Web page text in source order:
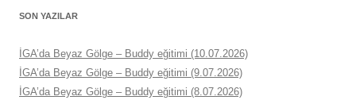
SON YAZILAR
İGA’da Beyaz Gölge – Buddy eğitimi (10.07.2026)
İGA’da Beyaz Gölge – Buddy eğitimi (9.07.2026)
İGA’da Beyaz Gölge – Buddy eğitimi (8.07.2026)